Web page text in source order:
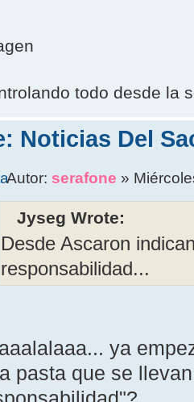
todo desde la
Noticias Del
Autor: serafone »
Jyseg Wrote:
Desde Ascaron
responsabilidad...
ya
pasta que se